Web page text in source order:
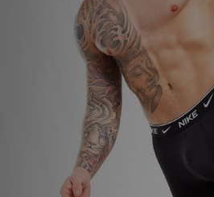
FUTEBOL JD
VER MARCAS
LOCALIZADOR DE LOJAS
MENSAGENS